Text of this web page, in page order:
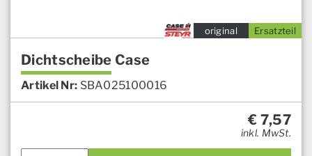
Ersatzteil
original
Dichtscheibe Case
Artikel Nr: SBA025100016
€ 7,57
inkl. MwSt.